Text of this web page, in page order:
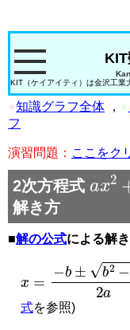
KIT（ケイアイティ）は金沢工業
●知識グラフ全体 ， ●
フ
演習問題： ここをク
2次方程式
ax2
解き方
■解の公式による解
b±b 2− 4ac 2a
式を参照)